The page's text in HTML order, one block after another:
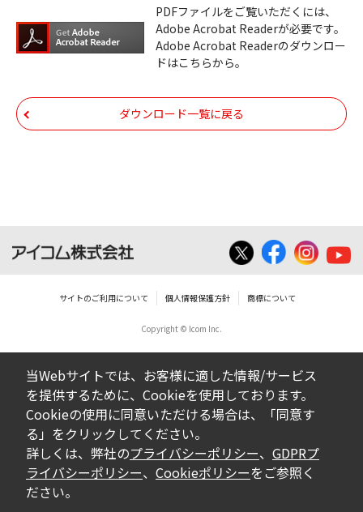
ダウンロードした取扱説明書は、複製、賃
貸、改変、公衆送信、または公衆送信可能
化することはできません。
いは無償を問わず、第三者に譲渡あるいは
使用させる事ができません。
ダウンロードした取扱説明書等に使用され
の転用は一切出来ません。
ダウンロードした取扱説明書およびその他す
べての掲載物の変更は一切行わないでくださ
い。お客様による内容の変更により、何らか
の欠陥が生じたとしても、弊社では一切の保
証をいたしません。また、内容の変更の結
果、万一お客様に損害が生じたとしても、弊
社及び販売店等は一切の責任を負いません。
掲載の取扱説明書等は、製品発売当時の内容
PDFファイルをご覧いただくには、
Adobe Acrobat Readerが必要です。
Adobe Acrobat Readerのダウンロー
ドはこちらから。
ダウンロード一覧に戻る
サイトのご利用について 個人情報保護方針 商標について
Copyright © Icom Inc.
当Webサイトでは、お客様に適した情報/サービス
を提供するために、Cookieを使用しております。
Cookieの使用に同意いただける場合は、「同意す
る」をクリックしてください。
詳しくは、弊社のプライバシーポリシー、 GDPRプ
ライバシーポリシー、 Cookieポリシーをご参照く
ださい。